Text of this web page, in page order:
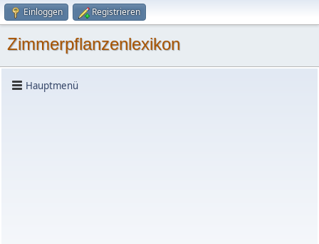
Einloggen Registrieren
Zimmerpflanzenlexikon
Hauptmenü